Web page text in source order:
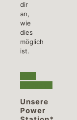
dir
an,
wie
dies
möglich
ist.
Unsere
Power